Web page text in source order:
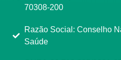
70308-200
Razão Social: Conselho
Saúde